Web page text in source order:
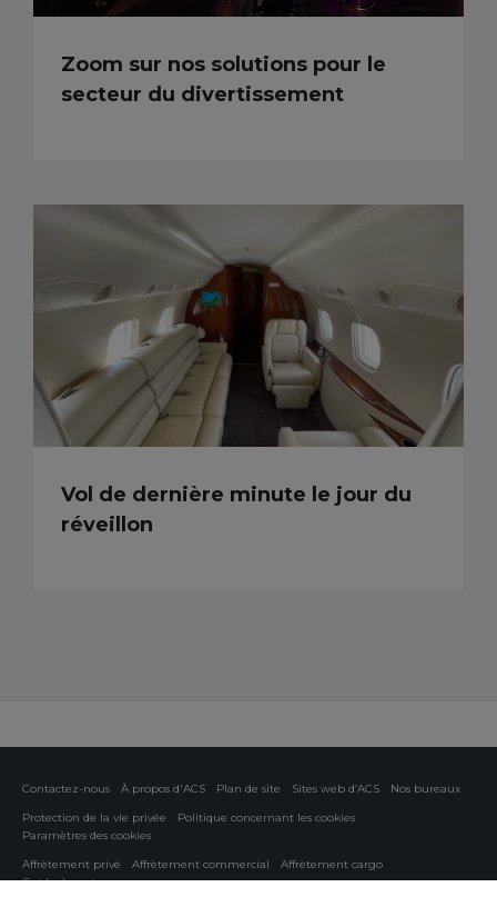
Zoom sur nos solutions pour le
secteur du divertissement
Vol de dernière minute le jour du
réveillon
Contactez-nous À propos d'ACS Plan de site Sites web d’ACS
Nos bureaux
Protection de la vie privée
Politique concernant les cookies
Paramètres des cookies
Affrètement privé
Affrètement commercial
Affrètement cargo
Guide des avions